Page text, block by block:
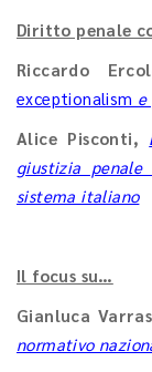
Diritto penale
Riccardo
exceptionalism e
Alice Pisconti,
giustizia
sistema italiano
Il focus su…
Gianluca
normativo